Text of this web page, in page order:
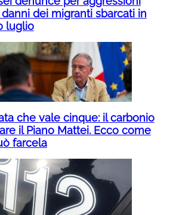
dei migranti sbarcati in
luglio
che vale cinque: il carbonio
il Piano Mattei. Ecco come
farcela